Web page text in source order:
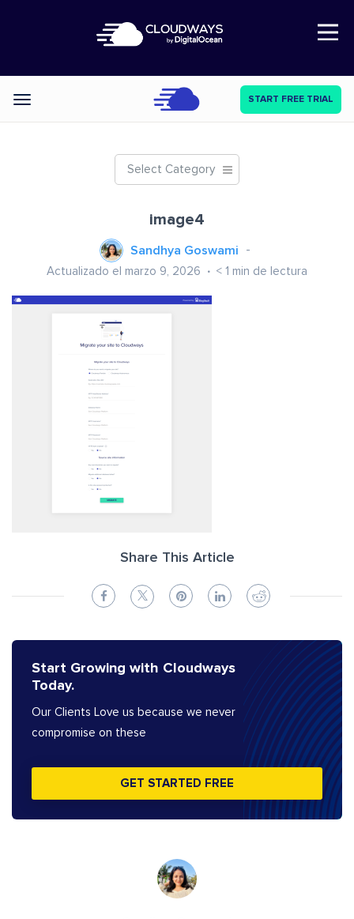
Open Nav
Categories START FREE TRIAL
Select Category
image4
Sandhya Goswami
Actualizado el marzo 9, 2026 < 1 min de lectura
Share This Article
Start Growing with Cloudways
Today.
Our Clients Love us because we never
compromise on these
GET STARTED FREE